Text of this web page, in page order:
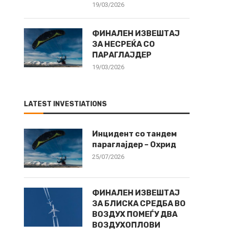
19/03/2026
ФИНАЛЕН ИЗВЕШТАЈ
ЗА НЕСРЕЌА СО
ПАРАГЛАЈДЕР
19/03/2026
LATEST INVESTIATIONS
Инцидент со тандем
параглајдер – Охрид
25/07/2026
ФИНАЛЕН ИЗВЕШТАЈ
ЗА БЛИСКА СРЕДБА ВО
ВОЗДУХ ПОМЕЃУ ДВА
ВОЗДУХОПЛОВИ